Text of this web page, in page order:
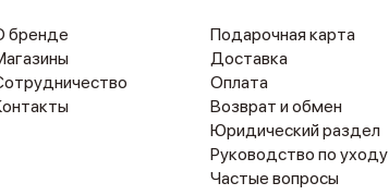
бренде
Подарочная карта
Доставка
Оплата
Возврат и обмен
Юридический раздел
Руководство по уходу
Частые вопросы